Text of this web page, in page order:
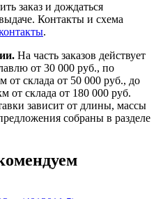
заказ и дождаться
Контакты и схема
.
На часть заказов действует
от 30 000 руб., по
от склада от 50 000 руб., до
от склада от 180 000 руб.
зависит от длины, массы
собраны в разделе